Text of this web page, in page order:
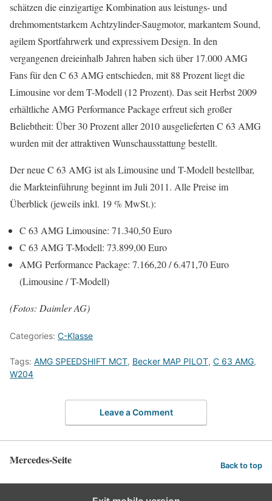
schätzen die einzigartige Kombination aus leistungs- und
drehmomentstarkem Achtzylinder-Saugmotor, markantem Sound,
agilem Sportfahrwerk und expressivem Design. In den
vergangenen dreieinhalb Jahren haben sich über 17.000 AMG
Fans für den C 63 AMG entschieden, mit 88 Prozent liegt die
Limousine vor dem T-Modell (12 Prozent). Das seit Herbst 2009
erhältliche AMG Performance Package erfreut sich großer
Beliebtheit: Über 30 Prozent aller 2010 ausgelieferten C 63 AMG
wurden mit der attraktiven Wunschausstattung bestellt.
Der neue C 63 AMG ist als Limousine und T-Modell bestellbar,
die Markteinführung beginnt im Juli 2011. Alle Preise im
Überblick (jeweils inkl. 19 % MwSt.):
C 63 AMG Limousine: 71.340,50 Euro
C 63 AMG T-Modell: 73.899,00 Euro
AMG Performance Package: 7.166,20 / 6.471,70 Euro
(Limousine / T-Modell)
(Fotos: Daimler AG)
Categories: C-Klasse
Tags: AMG SPEEDSHIFT MCT, Becker MAP PILOT, C 63 AMG,
W204
Leave a Comment
Mercedes-Seite Back to top